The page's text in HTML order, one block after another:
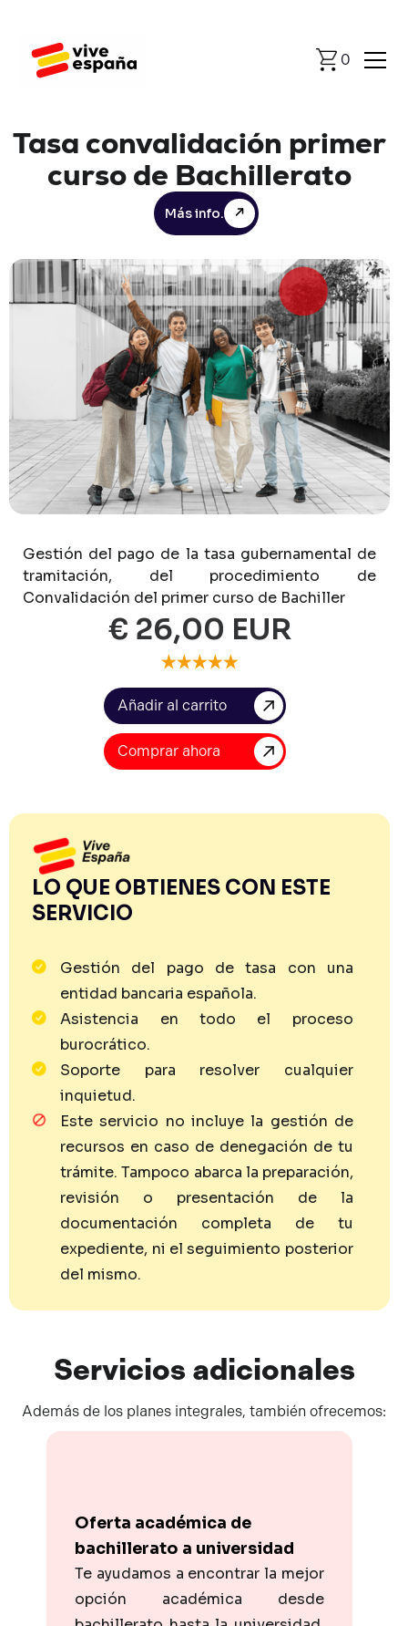
0
Tasa convalidación primer
cursode Bachillerato
Más info.
Gestión del pago de la tasa gubernamental de
tramitación,
del procedimiento
de
Convalidación del primer curso de Bachiller
€ 26,00 EUR
Comprar ahora
LO QUE OBTIENES CON ESTE
SERVICIO
Gestión del pago de tasa con una
entidad bancaria española.
Asistencia en todo el proceso
burocrático.
Soporte para resolver cualquier
inquietud.
Este servicio no incluye la gestión de
recursos en caso de denegación de tu
trámite. Tampoco abarca la preparación,
revisión o presentación de la
documentación completa de tu
expediente, ni el seguimiento posterior
del mismo.
Servicios adicionales
Además de los planes integrales, también ofrecemos:
Oferta académica de
bachillerato a universidad
Te ayudamos a encontrar la mejor
opción académica desde